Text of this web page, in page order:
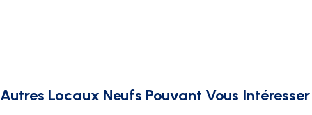
Autres Locaux Neufs Pouvant Vous Intéresser